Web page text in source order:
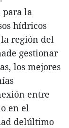
para la
hídricos
región del
gestionar
los mejores
entre
en el
delúltimo